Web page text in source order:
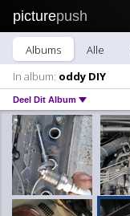
picturepush
Albums Alle
In album: oddy DIY
Deel Dit Album